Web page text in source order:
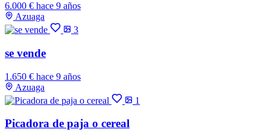
6.000 € hace 9 años
Azuaga
3
se vende
1.650 € hace 9 años
Azuaga
1
Picadora de paja o cereal